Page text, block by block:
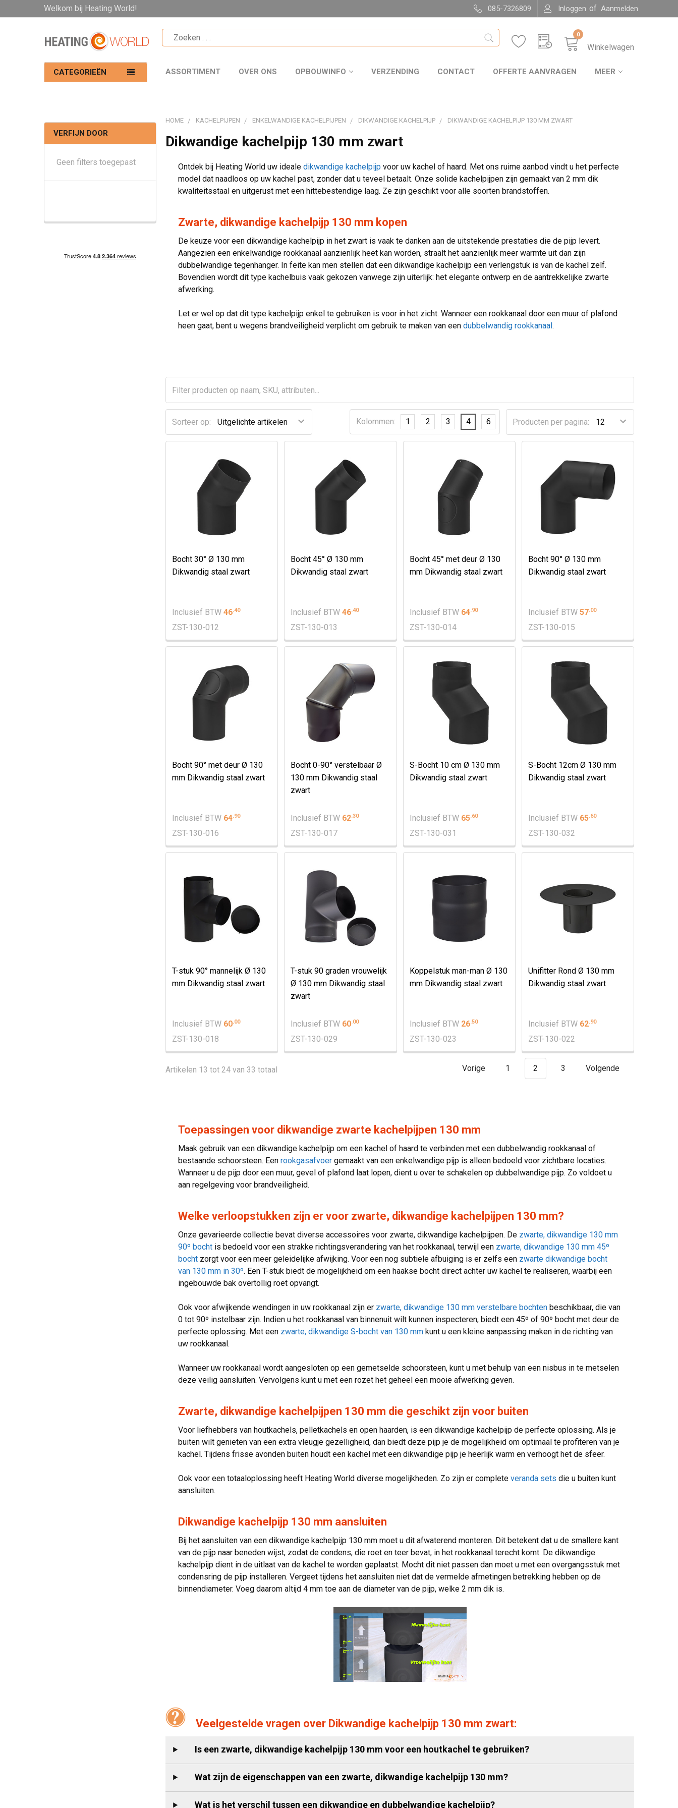
Welkom bij Heating World! 085-7326809 Inloggen of Aanmelden
Winkelwagen
0
CATEGORIEËN ASSORTIMENT OVER ONS OPBOUWINFO VERZENDING CONTACT OFFERTE AANVRAGEN MEER
VERFIJN DOOR
Geen filters toegepast
HOME KACHELPIJPEN ENKELWANDIGE KACHELPIJPEN DIKWANDIGE KACHELPIJP DIKWANDIGE KACHELPIJP 130 MM ZWART
Dikwandige kachelpijp 130 mm zwart
Ontdek bij Heating World uw idealedikwandige kachelpijp voor uw kachel of haard. Met ons ruime aanbod vindt u het perfecte
model dat naadloos op uw kachel past, zonder dat u teveel betaalt. Onze solide kachelpijpen zijn gemaakt van 2 mm dik
kwaliteitsstaal en uitgerust met een hittebestendige laag. Ze zijn geschikt voor alle soorten brandstoffen.
Zwarte, dikwandige kachelpijp 130 mm kopen
De keuze voor een dikwandige kachelpijp in het zwart is vaak te danken aan de uitstekende prestaties die de pijp levert.
Aangezien een enkelwandige rookkanaal aanzienlijk heet kan worden, straalt het aanzienlijk meer warmte uit dan zijn
dubbelwandige tegenhanger. In feite kan men stellen dat een dikwandige kachelpijp een verlengstuk is van de kachel zelf.
Bovendien wordt dit type kachelbuis vaak gekozen vanwege zijn uiterlijk: het elegante ontwerp en de aantrekkelijke zwarte
afwerking.
Let er wel op dat dit type kachelpijp enkel te gebruiken is voor in het zicht. Wanneer een rookkanaal door een muur of plafond
heen gaat, bent u wegens brandveiligheid verplicht om gebruik te maken van eendubbelwandig rookkanaal.
Sorteer op: Producten per pagina:
Kolommen: 1 2 3 4 6
Bocht 30° Ø 130 mm
Dikwandig staal zwart
Inclusief BTW46.40
ZST-130-012
Bocht 45° Ø 130 mm
Dikwandig staal zwart
Inclusief BTW46.40
ZST-130-013
Bocht 45° met deur Ø 130
mm Dikwandig staal zwart
Inclusief BTW 64.90
ZST-130-014
Bocht 90° Ø 130 mm
Dikwandig staal zwart
Inclusief BTW 57.00
ZST-130-015
Bocht 90° met deur Ø 130
mm Dikwandig staal zwart
Inclusief BTW 64.90
ZST-130-016
Bocht 0-90° verstelbaar Ø
130 mm Dikwandig staal
zwart
Inclusief BTW 62.30
ZST-130-017
S-Bocht 10 cm Ø 130 mm
Dikwandig staal zwart
Inclusief BTW 65.60
ZST-130-031
S-Bocht 12cm Ø 130 mm
Dikwandig staal zwart
Inclusief BTW 65.60
ZST-130-032
T-stuk 90° mannelijk Ø 130
mm Dikwandig staal zwart
Inclusief BTW 60.00
ZST-130-018
T-stuk 90 graden vrouwelijk
Ø 130 mm Dikwandig staal
zwart
Inclusief BTW 60.00
ZST-130-029
Koppelstuk man-man Ø 130
mm Dikwandig staal zwart
Inclusief BTW 26.50
ZST-130-023
Unifitter Rond Ø 130 mm
Dikwandig staal zwart
Inclusief BTW 62.90
ZST-130-022
Artikelen 13 tot 24 van 33 totaal Vorige 1 2 3 Volgende
Toepassingen voor dikwandige zwarte kachelpijpen 130 mm
Maak gebruik van een dikwandige kachelpijp om een kachel of haard te verbinden met een dubbelwandig rookkanaal of
bestaande schoorsteen. Eenrookgasafvoer gemaakt van een enkelwandige pijp is alleen bedoeld voor zichtbare locaties.
Wanneer u de pijp door een muur, gevel of plafond laat lopen, dient u over te schakelen op dubbelwandige pijp. Zo voldoet u
aan regelgeving voor brandveiligheid.
Welke verloopstukken zijn er voor zwarte, dikwandige kachelpijpen 130 mm?
Onze gevarieerde collectie bevat diverse accessoires voor zwarte, dikwandige kachelpijpen. De zwarte, dikwandige 130 mm
90º bocht is bedoeld voor een strakke richtingsverandering van het rookkanaal, terwijl een zwarte, dikwandige 130 mm 45º
bocht zorgt voor een meer geleidelijke afwijking. Voor een nog subtiele afbuiging is er zelfs een zwarte dikwandige bocht
van 130 mm in 30º. Een T-stuk biedt de mogelijkheid om een haakse bocht direct achter uw kachel te realiseren, waarbij een
ingebouwde bak overtollig roet opvangt.
Ook voor afwijkende wendingen in uw rookkanaal zijn er zwarte, dikwandige 130 mm verstelbare bochten beschikbaar, die van
0 tot 90º instelbaar zijn. Indien u het rookkanaal van binnenuit wilt kunnen inspecteren, biedt een 45º of 90º bocht met deur de
perfecte oplossing. Met een zwarte, dikwandige S-bocht van 130 mm kunt u een kleine aanpassing maken in de richting van
uw rookkanaal.
Wanneer uw rookkanaal wordt aangesloten op een gemetselde schoorsteen, kunt u met behulp van een nisbus in te metselen
deze veilig aansluiten. Vervolgens kunt u met een rozet het geheel een mooie afwerking geven.
Zwarte, dikwandige kachelpijpen 130 mm die geschikt zijn voor buiten
Voor liefhebbers van houtkachels, pelletkachels en open haarden, is een dikwandige kachelpijp de perfecte oplossing. Als je
buiten wilt genieten van een extra vleugje gezelligheid, dan biedt deze pijp je de mogelijkheid om optimaal te profiteren van je
kachel. Tijdens frisse avonden buiten houdt een kachel met een dikwandige pijp je heerlijk warm en verhoogt het de sfeer.
Ook voor een totaaloplossing heeft Heating World diverse mogelijkheden. Zo zijn er completeveranda sets die u buiten kunt
aansluiten.
Dikwandige kachelpijp 130 mm aansluiten
Bij het aansluiten van een dikwandige kachelpijp 130 mm moet u dit afwaterend monteren. Dit betekent dat u de smallere kant
van de pijp naar beneden wijst, zodat de condens, die roet en teer bevat, in het rookkanaal terecht komt. De dikwandige
kachelpijp dient in de uitlaat van de kachel te worden geplaatst. Mocht dit niet passen dan moet u met een overgangsstuk met
condensring de pijp installeren. Vergeet tijdens het aansluiten niet dat de vermelde afmetingen betrekking hebben op de
binnendiameter. Voeg daarom altijd 4 mm toe aan de diameter van de pijp, welke 2 mm dik is.
Veelgestelde vragen over Dikwandige kachelpijp 130 mm zwart:
Is een zwarte, dikwandige kachelpijp 130 mm voor een houtkachel te gebruiken?
Wat zijn de eigenschappen van een zwarte, dikwandige kachelpijp 130 mm?
Wat is het verschil tussen een dikwandige en dubbelwandige kachelpijp?